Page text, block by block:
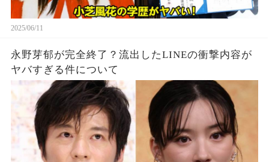
2025/06/11
永野芽郁が完全終了？流出したLINEの衝撃内容が
ヤバすぎる件について